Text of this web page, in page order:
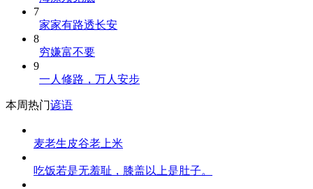
7
家家有路透长安
8
穷嫌富不要
9
一人修路，万人安步
本周热门谚语
麦老生皮谷老上米
吃饭若是无羞耻，膝盖以上是肚子。